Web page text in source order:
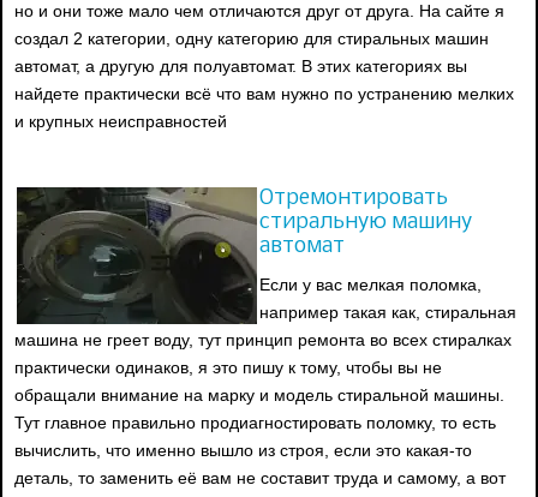
но и они тоже мало чем отличаются друг от друга. На сайте я
создал 2 категории, одну категорию для стиральных машин
автомат, а другую для полуавтомат. В этих категориях вы
найдете практически всё что вам нужно по устранению мелких
и крупных неисправностей
Отремонтировать
стиральную машину
автомат
Если у вас мелкая поломка,
например такая как, стиральная
машина не греет воду, тут принцип ремонта во всех стиралках
практически одинаков, я это пишу к тому, чтобы вы не
обращали внимание на марку и модель стиральной машины.
Тут главное правильно продиагностировать поломку, то есть
вычислить, что именно вышло из строя, если это какая-то
деталь, то заменить её вам не составит труда и самому, а вот